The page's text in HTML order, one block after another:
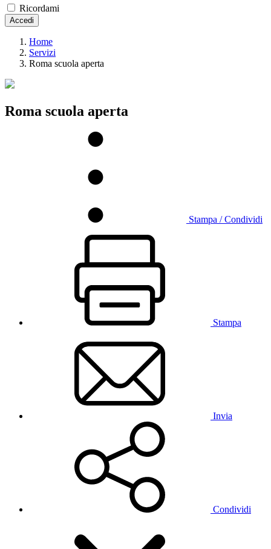
Ricordami
Accedi
Home
Servizi
Roma scuola aperta
Roma scuola aperta
Stampa / Condividi
Stampa
Invia
Condividi